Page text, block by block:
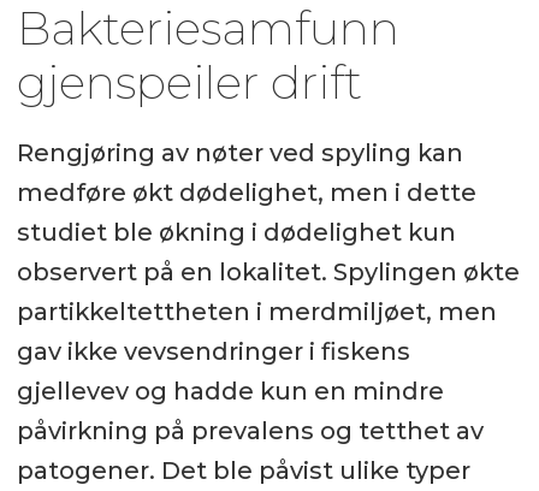
Bakteriesamfunn
gjenspeiler drift
Rengjøring av nøter ved spyling kan
medføre økt dødelighet, men i dette
studiet ble økning i dødelighet kun
observert på en lokalitet. Spylingen økte
partikkeltettheten i merdmiljøet, men
gav ikke vevsendringer i fiskens
gjellevev og hadde kun en mindre
påvirkning på prevalens og tetthet av
patogener. Det ble påvist ulike typer